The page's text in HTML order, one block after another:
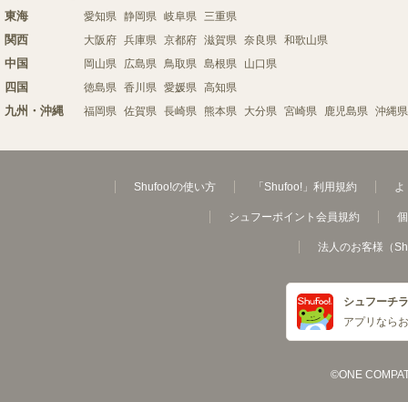
東海 愛知県 静岡県 岐阜県 三重県
関西 大阪府 兵庫県 京都府 滋賀県 奈良県 和歌山県
中国 岡山県 広島県 鳥取県 島根県 山口県
四国 徳島県 香川県 愛媛県 高知県
九州・沖縄 福岡県 佐賀県 長崎県 熊本県 大分県 宮崎県 鹿児島県 沖縄県
Shufoo!の使い方 「Shufoo!」利用規約 よ
シュフーポイント会員規約
法人のお客様（
シュフーチ
アプリなら
©ONE